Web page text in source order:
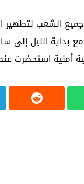
الشعب لتطهير
بداية الليل
استحضرت